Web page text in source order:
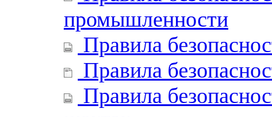
промышленности
Правила
Правила
Правила